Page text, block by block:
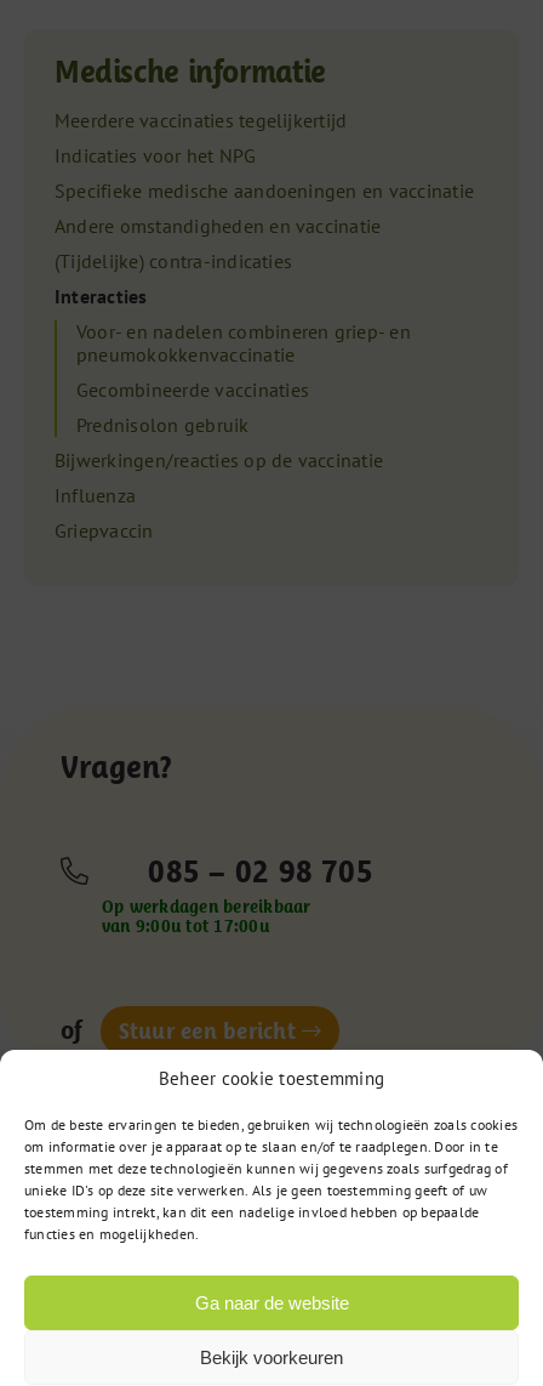
Beheer cookie toestemming
Om de beste ervaringen te bieden, gebruiken wij technologieën zoals cookies
om informatie over je apparaat op te slaan en/of te raadplegen. Door in te
stemmen met deze technologieën kunnen wij gegevens zoals surfgedrag of
unieke ID's op deze site verwerken. Als je geen toestemming geeft of uw
toestemming intrekt, kan dit een nadelige invloed hebben op bepaalde
functies en mogelijkheden.
Ga naar de website
Bekijk voorkeuren
Medische informatie
Meerdere vaccinaties tegelijkertijd
Indicaties voor het NPG
Specifieke medische aandoeningen en vaccinatie
Andere omstandigheden en vaccinatie
(Tijdelijke) contra-indicaties
Interacties
Voor- en nadelen combineren griep- en
pneumokokkenvaccinatie
Gecombineerde vaccinaties
Prednisolon gebruik
Bijwerkingen/reacties op de vaccinatie
Influenza
Griepvaccin
Vragen?
085 – 02 98 705
Op werkdagen bereikbaar
van 9:00u tot 17:00u
of Stuur een bericht